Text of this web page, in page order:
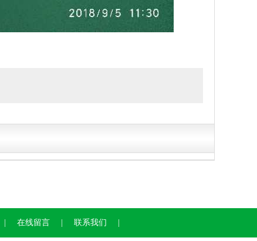
在线留言 联系我们